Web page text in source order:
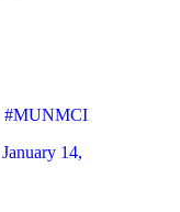
#MUNMCI
January 14,